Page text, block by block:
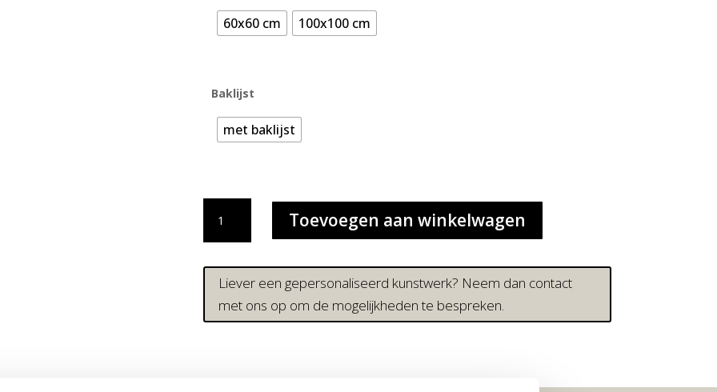
60x60 cm 100x100 cm
Baklijst
met baklijst
CLOCK
SPECIAL
EDITION
aantal
Toevoegen aan winkelwagen
Liever een gepersonaliseerd kunstwerk? Neem dan contact
met ons op om de mogelijkheden te bespreken.